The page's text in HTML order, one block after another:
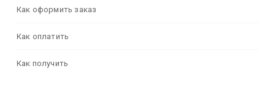
Как оформить заказ
Как оплатить
Как получить